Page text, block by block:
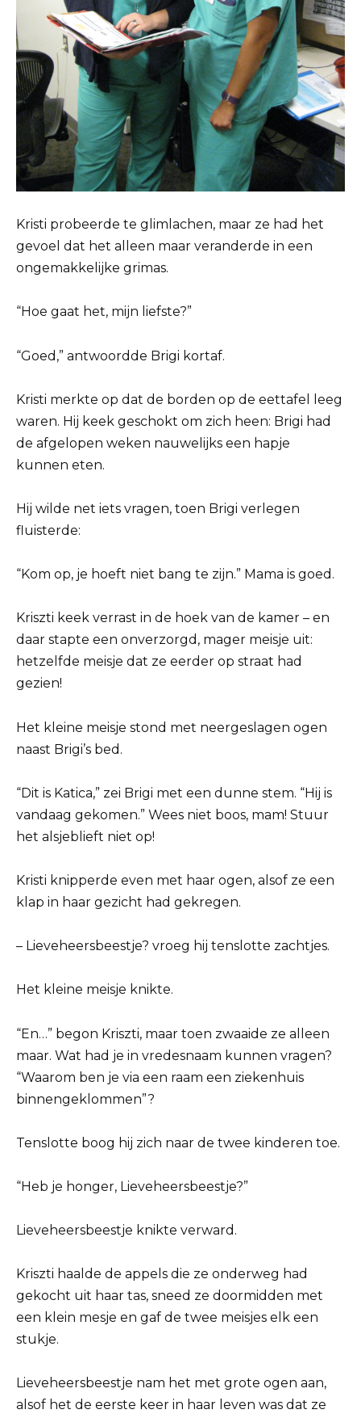
Kristi probeerde te glimlachen, maar ze had het
gevoel dat het alleen maar veranderde in een
ongemakkelijke grimas.
“Hoe gaat het, mijn liefste?”
“Goed,” antwoordde Brigi kortaf.
Kristi merkte op dat de borden op de eettafel leeg
waren. Hij keek geschokt om zich heen: Brigi had
de afgelopen weken nauwelijks een hapje
kunnen eten.
Hij wilde net iets vragen, toen Brigi verlegen
fluisterde:
“Kom op, je hoeft niet bang te zijn.” Mama is goed.
Kriszti keek verrast in de hoek van de kamer – en
daar stapte een onverzorgd, mager meisje uit:
hetzelfde meisje dat ze eerder op straat had
gezien!
Het kleine meisje stond met neergeslagen ogen
naast Brigi’s bed.
“Dit is Katica,” zei Brigi met een dunne stem. “Hij is
vandaag gekomen.” Wees niet boos, mam! Stuur
het alsjeblieft niet op!
Kristi knipperde even met haar ogen, alsof ze een
klap in haar gezicht had gekregen.
– Lieveheersbeestje? vroeg hij tenslotte zachtjes.
Het kleine meisje knikte.
“En…” begon Kriszti, maar toen zwaaide ze alleen
maar. Wat had je in vredesnaam kunnen vragen?
“Waarom ben je via een raam een ​​ziekenhuis
binnengeklommen”?
Tenslotte boog hij zich naar de twee kinderen toe.
“Heb je honger, Lieveheersbeestje?”
Lieveheersbeestje knikte verward.
Kriszti haalde de appels die ze onderweg had
gekocht uit haar tas, sneed ze doormidden met
een klein mesje en gaf de twee meisjes elk een
stukje.
Lieveheersbeestje nam het met grote ogen aan,
alsof het de eerste keer in haar leven was dat ze